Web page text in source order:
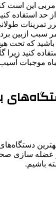
این است که
حد استفاده
تمرینات
سبب ازبین
که تحت
کنید زیرا
موجبات آسیب
عضله سازی
باشیم.